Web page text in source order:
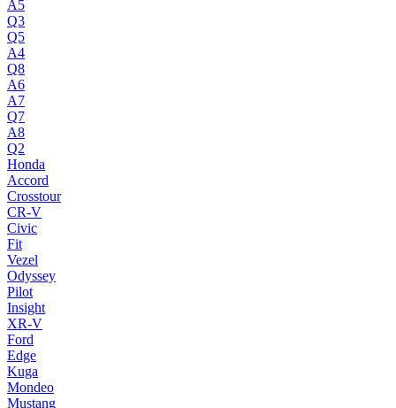
A5
Q3
Q5
A4
Q8
A6
A7
Q7
A8
Q2
Honda
Accord
Crosstour
CR-V
Civic
Fit
Vezel
Odyssey
Pilot
Insight
XR-V
Ford
Edge
Kuga
Mondeo
Mustang